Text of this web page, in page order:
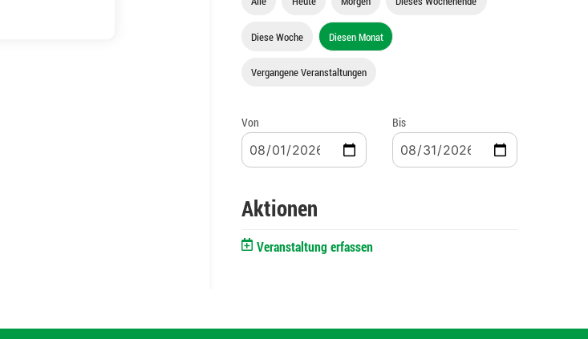
Diese Woche Diesen Monat
Vergangene Veranstaltungen
Von Bis
Aktionen
Veranstaltung erfassen